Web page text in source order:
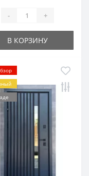
- +
В КОРЗИНУ